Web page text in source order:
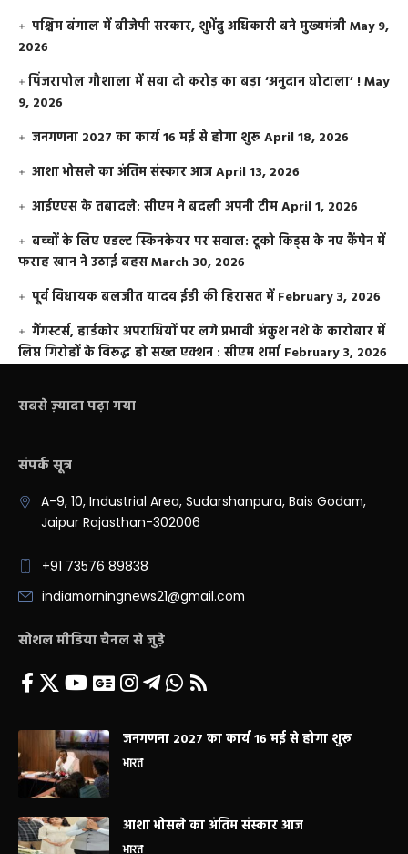
पश्चिम बंगाल में बीजेपी सरकार, शुभेंदु अधिकारी बने मुख्यमंत्रीMay 9,
2026
​पिंजरापोल गौशाला में सवा दो करोड़ का बड़ा ‘अनुदान घोटाला’ !May
9, 2026
जनगणना 2027 का कार्य 16 मई से होगा शुरूApril 18, 2026
आशा भोसले का अंतिम संस्कार आजApril 13, 2026
आईएएस के तबादले: सीएम ने बदली अपनी टीमApril 1, 2026
बच्चों के लिए एडल्ट स्किनकेयर पर सवाल: टूको किड्स के नए कैंपेन में
फराह खान ने उठाई बहसMarch 30, 2026
पूर्व विधायक बलजीत यादव ईडी की हिरासत में February 3, 2026
गैंगस्टर्स, हार्डकोर अपराधियों पर लगे प्रभावी अंकुश नशे के कारोबार में
लिप्त गिरोहों के विरूद्ध हो सख्त एक्शन : सीएम शर्मा February 3, 2026
सबसे ज़्यादा पढ़ा गया
संपर्क सूत्र
A-9, 10, Industrial Area, Sudarshanpura, Bais Godam,
Jaipur Rajasthan-302006
+91 73576 89838
indiamorningnews21@gmail.com
सोशल मीडिया चैनल से जुड़े
जनगणना 2027 का कार्य 16 मई से होगा शुरू
भारत
आशा भोसले का अंतिम संस्कार आज